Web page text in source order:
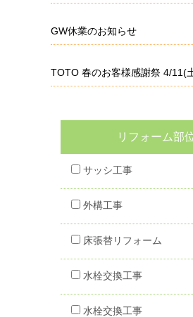
GW休業のお知らせ
TOTO 春のお客様感謝祭 4/11(
リフォーム部
サッシ工事
外構工事
床張替リフォーム
水栓交換工事
水栓交換工事